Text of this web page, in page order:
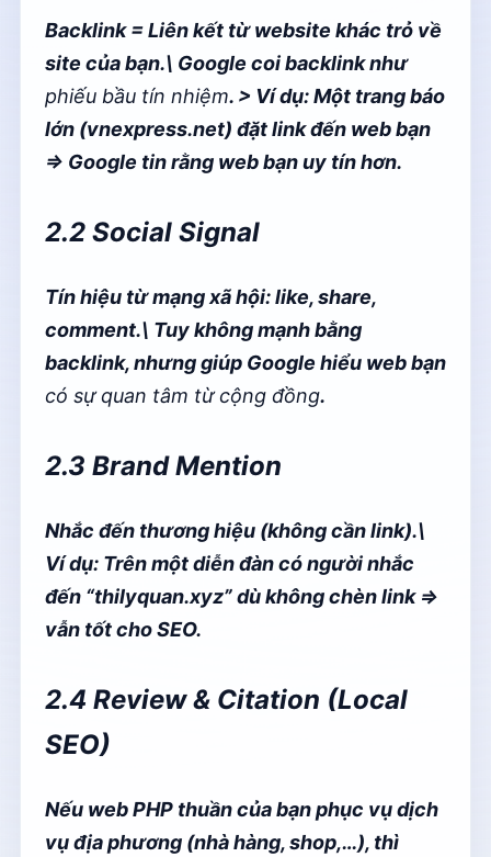
Backlink = Liên kết từ website khác trỏ về
site của bạn.\ Google coi backlink như
phiếu bầu tín nhiệm. > Ví dụ: Một trang báo
lớn (vnexpress.net) đặt link đến web bạn
⇒ Google tin rằng web bạn uy tín hơn.
2.2 Social Signal
Tín hiệu từ mạng xã hội: like, share,
comment.\ Tuy không mạnh bằng
backlink, nhưng giúp Google hiểu web bạn
có sự quan tâm từ cộng đồng.
2.3 Brand Mention
Nhắc đến thương hiệu (không cần link).\
Ví dụ: Trên một diễn đàn có người nhắc
đến “thilyquan.xyz” dù không chèn link ⇒
vẫn tốt cho SEO.
2.4 Review & Citation (Local
SEO)
Nếu web PHP thuần của bạn phục vụ dịch
vụ địa phương (nhà hàng, shop,…), thì